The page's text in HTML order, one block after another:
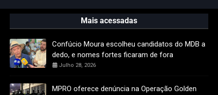
Mais acessadas
Confúcio Moura escolheu candidatos do MDB a
dedo, e nomes fortes ficaram de fora
Julho 28, 2026
MPRO oferece denúncia na Operação Golden